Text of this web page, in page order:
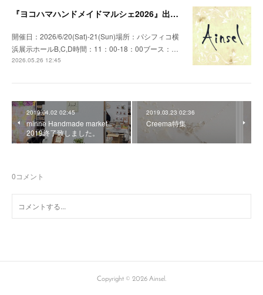
『ヨコハマハンドメイドマルシェ2026』出展のお知らせ
開催日：2026/6/20(Sat)-21(Sun)場所：パシフィコ横
浜展示ホールB,C,D時間：11：00-18：00ブース：…
2026.05.26 12:45
2019.04.02 02:45
minne Handmade market
2019終了致しました。
2019.03.23 02:36
Creema特集
0コメント
Copyright © 2026 Ainsel .